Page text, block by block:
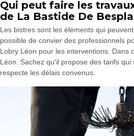
Qui peut faire les
de La Bastide De
Les bistres sont les éléments qui
possible de convier des professionnels
Lobry Léon pour les interventions. Dans
Léon. Sachez qu'il propose des tarifs
respecte les délais convenus.